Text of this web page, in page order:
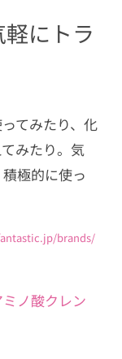
にトラ
てみたり、化
みたり。気
極的に使っ
brands/
ノ酸クレン